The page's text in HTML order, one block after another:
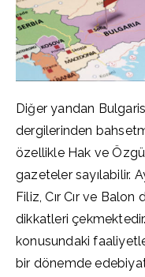
Diğer yandan
dergilerinden
özellikle Hak ve
gazeteler sayılabilir.
Filiz, Cır Cır ve
dikkatleri
konusundaki
bir dönemde